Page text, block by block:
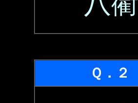
Ｑ．２